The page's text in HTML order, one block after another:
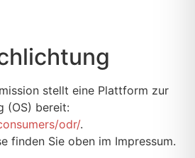
stellt eine Plattform zur
(OS) bereit:
odr/.
finden Sie oben im Impressum.